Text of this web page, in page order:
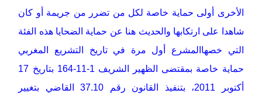
الأخرى أولى حماية خاصة لكل من تضرر من جريمة أو كان
شاهدا على ارتكابها والحديث هنا عن حماية الضحايا هذه الفئة
التي خصهاالمشرع أول مرة في تاريخ التشريع المغربي
حماية خاصة بمقتضى الظهير الشريف 1-11-164 بتاريخ 17
أكتوبر 2011، بتنفيذ القانون رقم 37.10 القاضي بتغيير